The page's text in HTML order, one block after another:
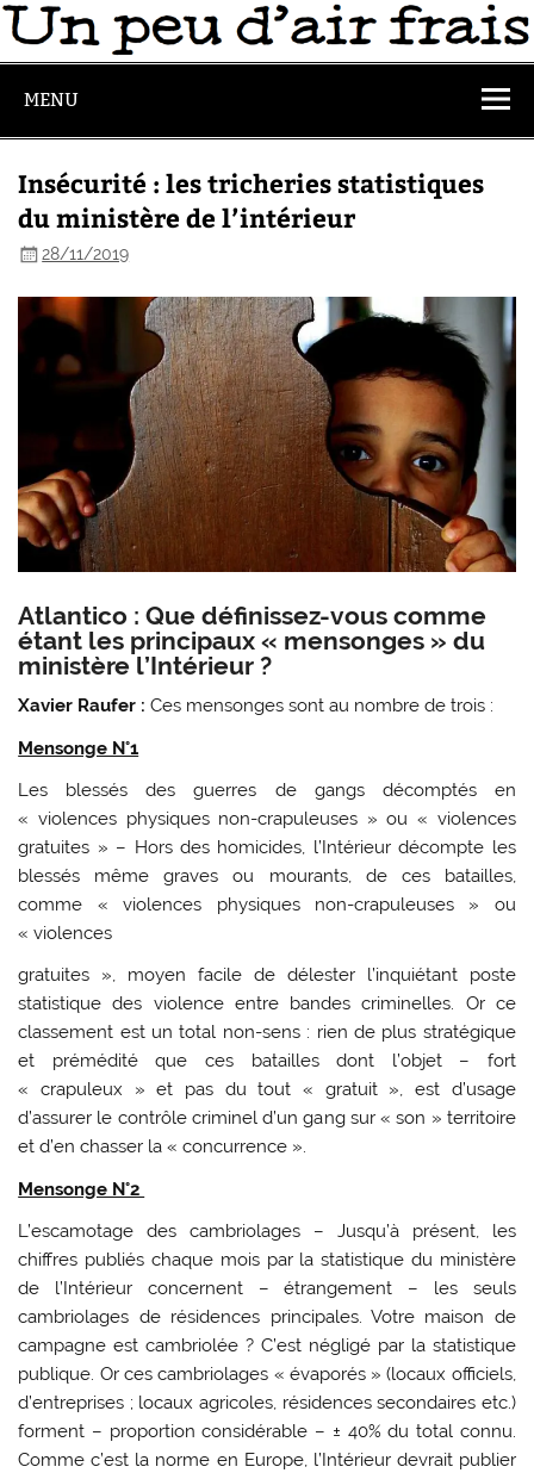
MENU
Insécurité : les tricheries statistiques
du ministère de l’intérieur
28/11/2019
Atlantico : Que définissez-vous comme
étant les principaux « mensonges » du
ministère l’Intérieur ?
Xavier Raufer :Ces mensonges sont au nombre de trois :
Mensonge N°1
Les blessés des guerres de gangs décomptés en
« violences physiques non-crapuleuses » ou « violences
gratuites » – Hors des homicides, l’Intérieur décompte les
blessés même graves ou mourants, de ces batailles,
comme « violences physiques non-crapuleuses » ou
« violences
gratuites », moyen facile de délester l’inquiétant poste
statistique des violence entre bandes criminelles. Or ce
classement est un total non-sens : rien de plus stratégique
et prémédité que ces batailles dont l’objet – fort
« crapuleux » et pas du tout « gratuit », est d’usage
d’assurer le contrôle criminel d’un gang sur « son » territoire
et d’en chasser la « concurrence ».
Mensonge N°2
L’escamotage des cambriolages – Jusqu’à présent, les
chiffres publiés chaque mois par la statistique du ministère
de l’Intérieur concernent – étrangement – les seuls
cambriolages de résidences principales. Votre maison de
campagne est cambriolée ? C’est négligé par la statistique
publique. Or ces cambriolages « évaporés » (locaux officiels,
d’entreprises ; locaux agricoles, résidences secondaires etc.)
forment – proportion considérable – ± 40% du total connu.
Comme c’est la norme en Europe, l’Intérieur devrait publier